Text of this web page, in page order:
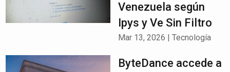
Venezuela según
Ipys y Ve Sin Filtro
Mar 13, 2026 |Tecnología
ByteDance accede a